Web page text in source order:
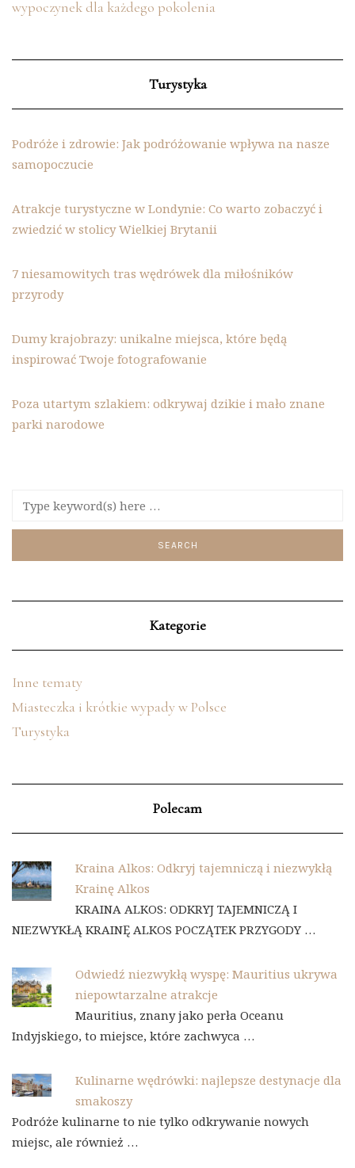
wypoczynek dla każdego pokolenia
Turystyka
Podróże i zdrowie: Jak podróżowanie wpływa na nasze
samopoczucie
Atrakcje turystyczne w Londynie: Co warto zobaczyć i
zwiedzić w stolicy Wielkiej Brytanii
7 niesamowitych tras wędrówek dla miłośników
przyrody
Dumy krajobrazy: unikalne miejsca, które będą
inspirować Twoje fotografowanie
Poza utartym szlakiem: odkrywaj dzikie i mało znane
parki narodowe
Kategorie
Inne tematy
Miasteczka i krótkie wypady w Polsce
Turystyka
Polecam
Kraina Alkos: Odkryj tajemniczą i niezwykłą
Krainę Alkos
KRAINA ALKOS: ODKRYJ TAJEMNICZĄ I
NIEZWYKŁĄ KRAINĘ ALKOS POCZĄTEK PRZYGODY …
Odwiedź niezwykłą wyspę: Mauritius ukrywa
niepowtarzalne atrakcje
Mauritius, znany jako perła Oceanu
Indyjskiego, to miejsce, które zachwyca …
Kulinarne wędrówki: najlepsze destynacje dla
smakoszy
Podróże kulinarne to nie tylko odkrywanie nowych
miejsc, ale również …